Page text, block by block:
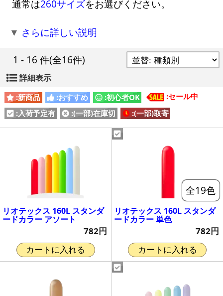
通常は260サイズをお選びください。
▼ さらに詳しい説明
1 - 16 件(全16件)
詳細表示
:新商品 :おすすめ :初心者OK
:セール中
:入荷予定有
:(一部)在庫切 :(一部)取寄
リオテックス 160L スタンダ
ードカラー アソート
782円
カートに入れる
全19色
リオテックス 160L スタンダ
ードカラー 単色
782円
カートに入れる